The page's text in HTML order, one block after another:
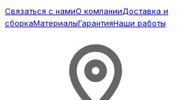
Связаться с намиО компанииДоставка и
сборкаМатериалыГарантияНаши работы